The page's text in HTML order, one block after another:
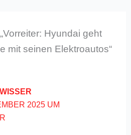
Hyundai geht
mit seinen Elektroautos“
2025 UM